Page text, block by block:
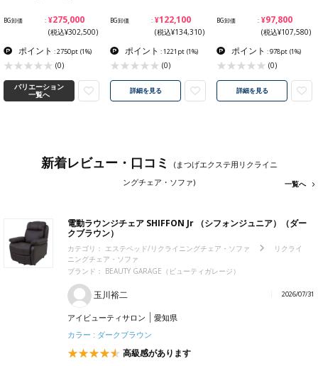
BG卸価 ¥275,000
(税込¥302,500)
ポイント : 2750pt (1%)
(0)
バリエーション
一覧へ
BG卸価 ¥122,100
(税込¥134,310)
ポイント : 1221pt (1%)
(0)
詳細を見る
BG卸価 ¥97,800
(税込¥107,580)
ポイント : 978pt (1%)
(0)
詳細を見る
新着レビュー・口コミ
(まつげエクステ用リクライニ
ングチェア・ソファ)
一覧へ
電動ラウンジチェア SHIFFON Jr （シフォンジュニア）（ダー
クブラウン）
カテゴリ： エステベッド/リクライニングチェア・ソファ
リクライ
ニングチェア・ソファ
ブランド： BEAUTY GARAGE（ビューティガレージ）
玉川裕二 2026/07/31
アイビューティサロン
愛知県
カラー : ダークブラウン
高級感があります